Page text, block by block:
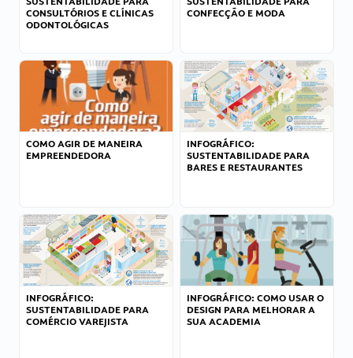
CONSULTÓRIOS E CLÍNICAS
ODONTOLÓGICAS
CONFECÇÃO E MODA
COMO AGIR DE MANEIRA
EMPREENDEDORA
INFOGRÁFICO:
SUSTENTABILIDADE PARA
BARES E RESTAURANTES
INFOGRÁFICO:
SUSTENTABILIDADE PARA
COMÉRCIO VAREJISTA
INFOGRÁFICO: COMO USAR O
DESIGN PARA MELHORAR A
SUA ACADEMIA